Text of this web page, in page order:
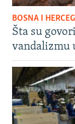
BOSNA I
Šta su
vandalizmu